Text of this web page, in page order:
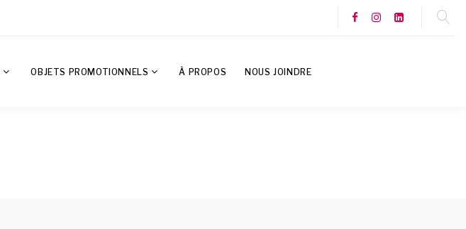
OBJETS PROMOTIONNELS À PROPOS NOUS JOINDRE